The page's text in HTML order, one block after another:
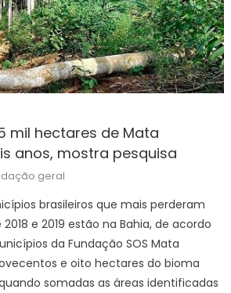
mil hectares de Mata
anos, mostra pesquisa
geral
brasileiros que mais perderam
e 2019 estão na Bahia, de acordo
da Fundação SOS Mata
e oito hectares do bioma
somadas as áreas identificadas